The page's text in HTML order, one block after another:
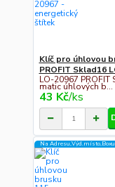
Klíč pro úhlovou
PROFIT Sklad16
LO-20967
matic úhlových b...
43 Kč/ks
Na Adresu,Výd.místo,Boxu